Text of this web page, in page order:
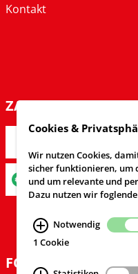
Kontakt
ZAHLARTEN
FOLGEN SIE UNS
Cookies &
Wir nutzen Cookies,
sicher funktionieren, um
und um relevante und
Dazu nutzen wir
Notwendig
1 Cookie